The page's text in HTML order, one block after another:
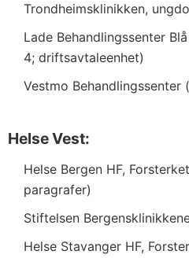
Trondheimsklinikken,
Lade Behandlingssenter
4; driftsavtaleenhet)
Vestmo Behandlingssenter
Helse Vest:
Helse Bergen HF,
paragrafer)
Stiftelsen
Helse Stavanger HF,